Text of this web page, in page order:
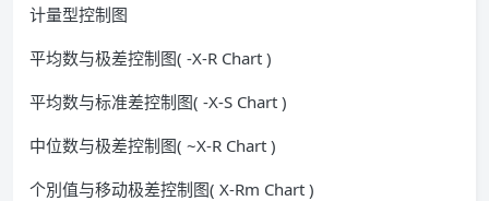
计量型控制图
平均数与极差控制图( -X-R Chart )
平均数与标准差控制图( -X-S Chart )
中位数与极差控制图( ~X-R Chart )
个別值与移动极差控制图( X-Rm Chart )